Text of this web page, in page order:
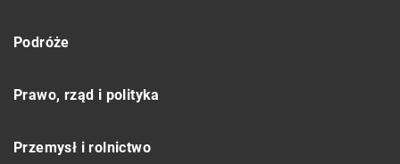
Podróże
Prawo, rząd i polityka
Przemysł i rolnictwo